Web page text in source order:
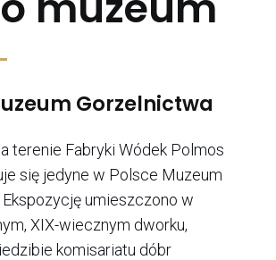
Gorzelnictwa
terenie Fabryki Wódek Polmos
się jedyne w Polsce Muzeum
umieszczono w
XIX-wiecznym dworku,
komisariatu dóbr